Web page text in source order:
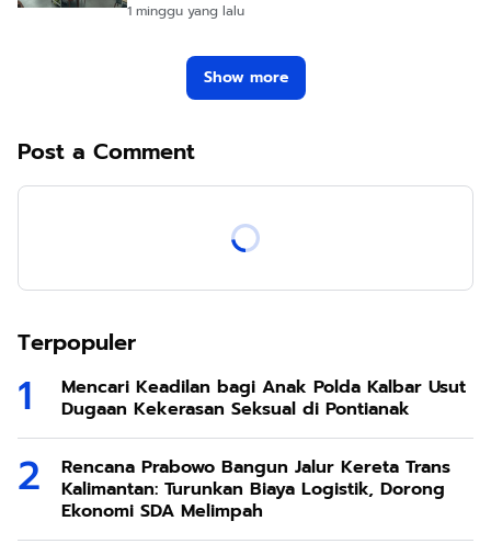
1 minggu yang lalu
Show more
Post a Comment
Terpopuler
Mencari Keadilan bagi Anak Polda Kalbar Usut
Dugaan Kekerasan Seksual di Pontianak
Rencana Prabowo Bangun Jalur Kereta Trans
Kalimantan: Turunkan Biaya Logistik, Dorong
Ekonomi SDA Melimpah